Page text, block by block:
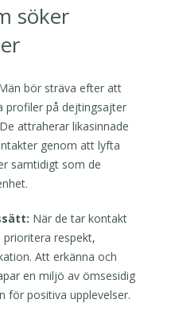
söker
bör sträva efter att
profiler på dejtingsajter
attraherar likasinnade
genom att lyfta
samtidigt som de
När de tar kontakt
respekt,
Att erkänna och
en miljö av ömsesidig
för positiva upplevelser.